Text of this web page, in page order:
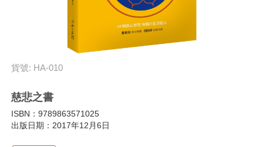
貨號: HA-010
慈悲之書
ISBN：9789863571025
出版日期：2017年12月6日